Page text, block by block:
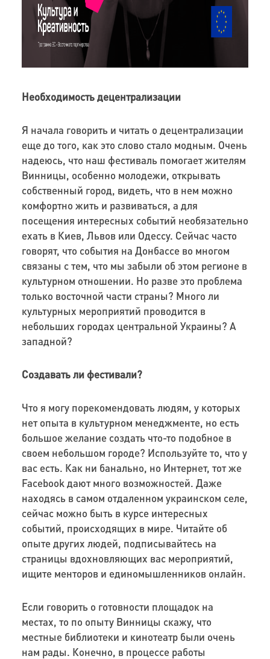
Необходимость децентрализации
Я начала говорить и читать о децентрализации
еще до того, как это слово стало модным. Очень
надеюсь, что наш фестиваль помогает жителям
Винницы, особенно молодежи, открывать
собственный город, видеть, что в нем можно
комфортно жить и развиваться, а для
посещения интересных событий необязательно
ехать в Киев, Львов или Одессу. Сейчас часто
говорят, что события на Донбассе во многом
связаны с тем, что мы забыли об этом регионе в
культурном отношении. Но разве это проблема
только восточной части страны? Много ли
культурных мероприятий проводится в
небольших городах центральной Украины? А
западной?
Создавать ли фестивали?
Что я могу порекомендовать людям, у которых
нет опыта в культурном менеджменте, но есть
большое желание создать что-то подобное в
своем небольшом городе? Используйте то, что у
вас есть. Как ни банально, но Интернет, тот же
Facebook дают много возможностей. Даже
находясь в самом отдаленном украинском селе,
сейчас можно быть в курсе интересных
событий, происходящих в мире. Читайте об
опыте других людей, подписывайтесь на
страницы вдохновляющих вас мероприятий,
ищите менторов и единомышленников онлайн.
Если говорить о готовности площадок на
местах, то по опыту Винницы скажу, что
местные библиотеки и кинотеатр были очень
нам рады. Конечно, в процессе работы